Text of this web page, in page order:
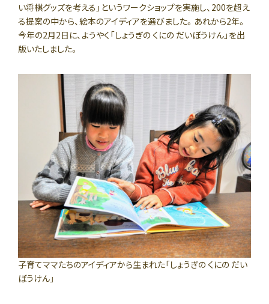
い将棋グッズを考える」というワークショップを実施し、200を超え
る提案の中から、絵本のアイディアを選びました。あれから2年。
今年の2月2日に、ようやく「しょうぎの くにの だいぼうけん」を出
版いたしました。
子育てママたちのアイディアから生まれた「しょうぎの くにの だい
ぼうけん」